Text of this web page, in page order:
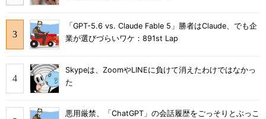
「GPT-5.6 vs. Claude Fable 5」勝者はClaude、でも企
業が選びづらいワケ：891st Lap
Skypeは、ZoomやLINEに負けて消えたわけではなかっ
た
悪用厳禁、「ChatGPT」の会話履歴をごっそりとぶっこ